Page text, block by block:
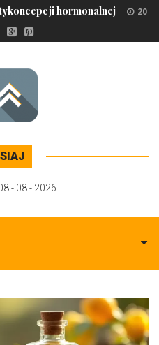
hormonalnej 20
- 08 - 2026